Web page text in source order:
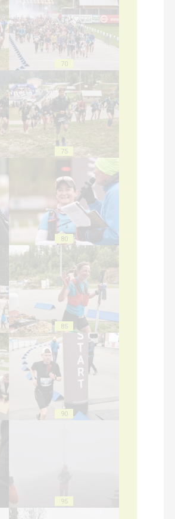
70
75
80
85
90
95